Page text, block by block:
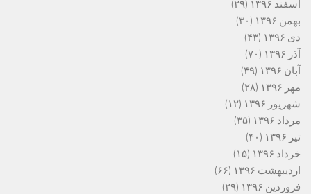
اسفند ۱۳۹۶
(۲۹)
بهمن ۱۳۹۶
(۳۰)
دی ۱۳۹۶
(۴۳)
آذر ۱۳۹۶
(۷۰)
آبان ۱۳۹۶
(۴۹)
مهر ۱۳۹۶
(۲۸)
شهریور ۱۳۹۶
(۱۲)
مرداد ۱۳۹۶
(۳۵)
تیر ۱۳۹۶
(۴۰)
خرداد ۱۳۹۶
(۱۵)
اردیبهشت ۱۳۹۶
(۶۶)
فروردین ۱۳۹۶
(۲۹)